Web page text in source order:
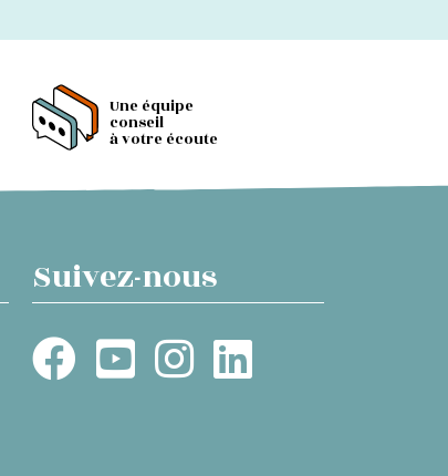
Une équipe
conseil
à votre écoute
Suivez-nous